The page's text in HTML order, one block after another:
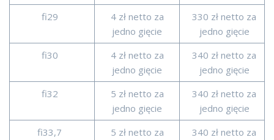
fi29
4 zł netto za
jedno gięcie
330 zł netto za
jedno gięcie
fi30
4 zł netto za
jedno gięcie
340 zł netto za
jedno gięcie
fi32
5 zł netto za
jedno gięcie
340 zł netto za
jedno gięcie
fi33,7
5 zł netto za
340 zł netto za